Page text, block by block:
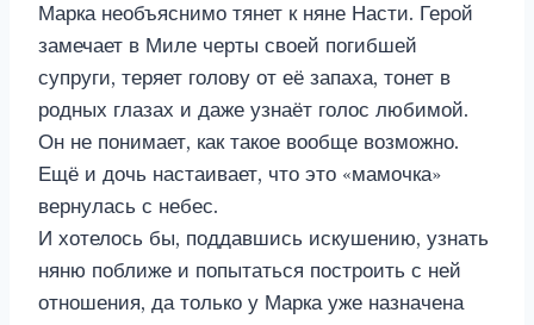
Марка необъяснимо тянет к няне Насти. Герой
замечает в Миле черты своей погибшей
супруги, теряет голову от её запаха, тонет в
родных глазах и даже узнаёт голос любимой.
Он не понимает, как такое вообще возможно.
Ещё и дочь настаивает, что это «мамочка»
вернулась с небес.
И хотелось бы, поддавшись искушению, узнать
няню поближе и попытаться построить с ней
отношения, да только у Марка уже назначена